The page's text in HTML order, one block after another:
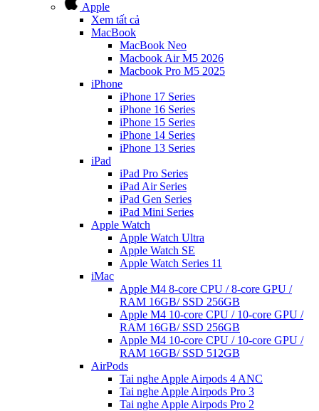
Apple
Xem tất cả
MacBook
MacBook Neo
Macbook Air M5 2026
Macbook Pro M5 2025
iPhone
iPhone 17 Series
iPhone 16 Series
iPhone 15 Series
iPhone 14 Series
iPhone 13 Series
iPad
iPad Pro Series
iPad Air Series
iPad Gen Series
iPad Mini Series
Apple Watch
Apple Watch Ultra
Apple Watch SE
Apple Watch Series 11
iMac
Apple M4 8-core CPU / 8-core GPU /
RAM 16GB/ SSD 256GB
Apple M4 10-core CPU / 10-core GPU /
RAM 16GB/ SSD 256GB
Apple M4 10-core CPU / 10-core GPU /
RAM 16GB/ SSD 512GB
AirPods
Tai nghe Apple Airpods 4 ANC
Tai nghe Apple Airpods Pro 3
Tai nghe Apple Airpods Pro 2